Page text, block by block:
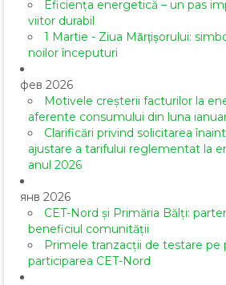
Eficiența energetică – un pas
viitor durabil
1 Martie - Ziua Mărțișorului:
noilor începuturi
фев 2026
Motivele creșterii facturilor la
aferente consumului din luna
Clarificări privind solicitarea
ajustare a tarifului reglementat la
anul 2026
янв 2026
CET-Nord și Primăria Bălți:
beneficiul comunității
Primele tranzacții de testare pe
participarea CET-Nord